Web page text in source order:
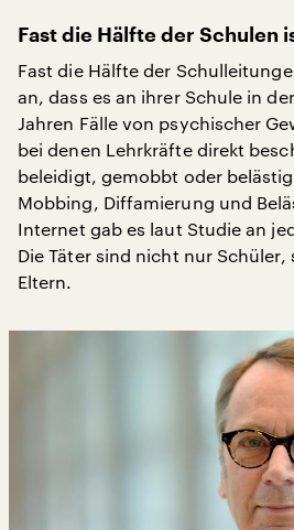
Fast die Hälfte der Schulen
Fast die Hälfte der
an, dass es an ihrer Schule in
Jahren Fälle von psychischer
bei denen Lehrkräfte direkt
beleidigt, gemobbt oder
Mobbing, Diffamierung und
Internet gab es laut Studie an
Die Täter sind nicht nur
Eltern.